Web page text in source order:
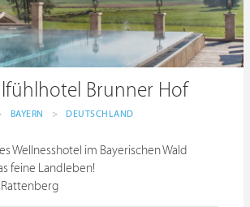
Brunner Hof
BAYERN > DEUTSCHLAND
Wellnesshotel im Bayerischen Wald
feine Landleben!
Rattenberg